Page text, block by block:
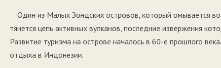
Один из Малых Зондских островов, который омывается
тянется цепь активных вулканов, последние извержения
Развитие туризма на острове началось в 60-е прошлого
отдыха в Индонезии.